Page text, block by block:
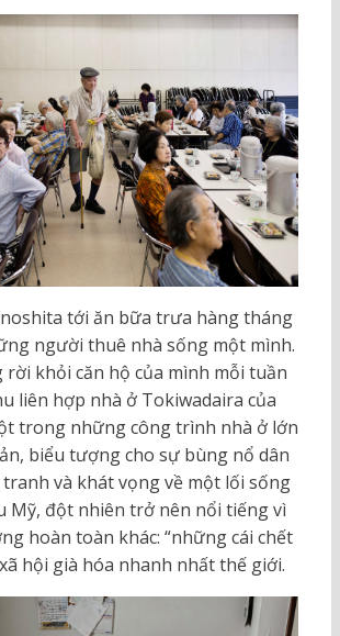
tới ăn bữa trưa hàng tháng
người thuê nhà sống một mình.
khỏi căn hộ của mình mỗi tuần
liên hợp nhà ở Tokiwadaira của
trong những công trình nhà ở lớn
biểu tượng cho sự bùng nổ dân
tranh và khát vọng về một lối sống
Mỹ, đột nhiên trở nên nổi tiếng vì
hoàn toàn khác: “những cái chết
hội già hóa nhanh nhất thế giới.